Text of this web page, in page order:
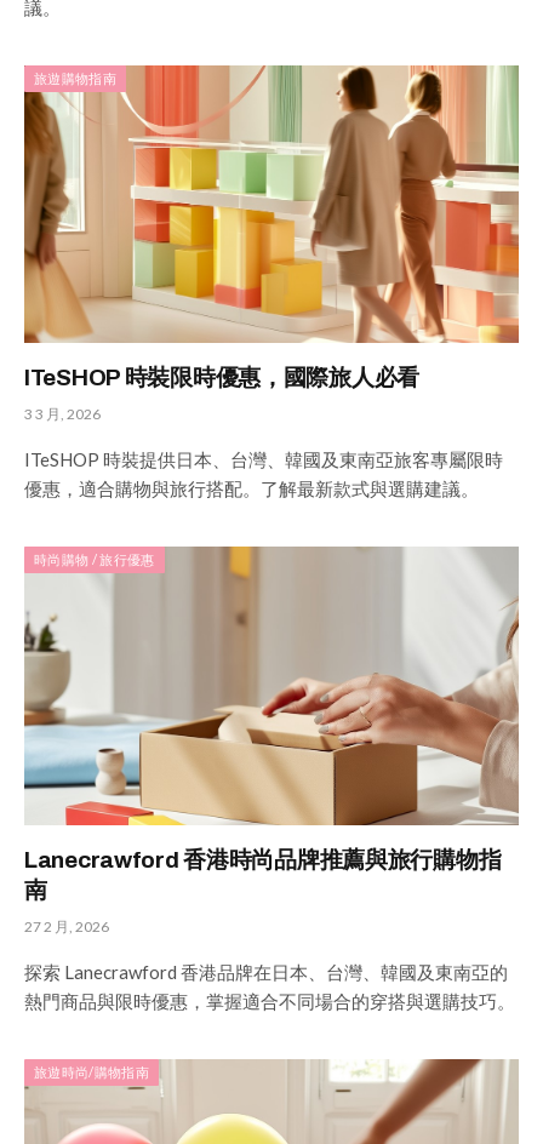
議。
旅遊購物指南
ITeSHOP 時裝限時優惠，國際旅人必看
3 3 月, 2026
ITeSHOP 時裝提供日本、台灣、韓國及東南亞旅客專屬限時
優惠，適合購物與旅行搭配。了解最新款式與選購建議。
時尚購物 / 旅行優惠
Lanecrawford 香港時尚品牌推薦與旅行購物指
南
27 2 月, 2026
探索 Lanecrawford 香港品牌在日本、台灣、韓國及東南亞的
熱門商品與限時優惠，掌握適合不同場合的穿搭與選購技巧。
旅遊時尚/購物指南